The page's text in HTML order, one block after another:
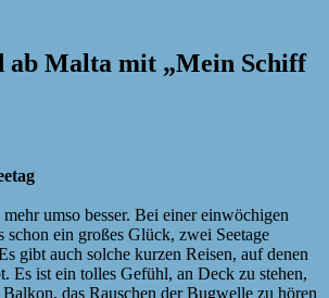
ab Malta mit „Mein Schiff
umso besser. Bei einer einwöchigen
schon ein großes Glück, zwei Seetage
gibt auch solche kurzen Reisen, auf denen
Es ist ein tolles Gefühl, an Deck zu stehen,
das Rauschen der Bugwelle zu hören